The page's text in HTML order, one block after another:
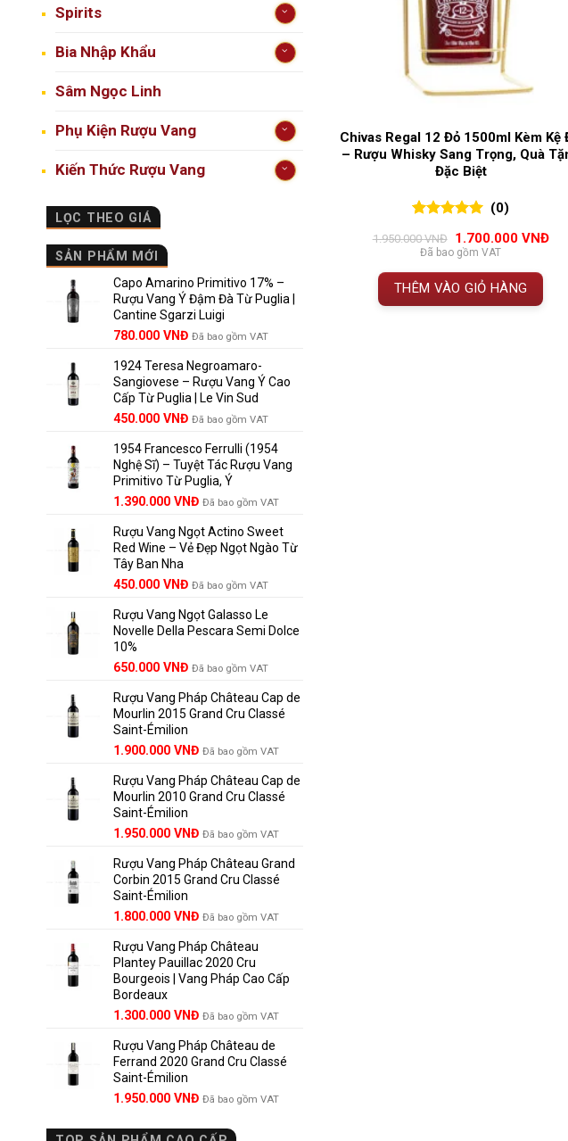
Spirits
Bia Nhập Khẩu
Sâm Ngọc Linh
Phụ Kiện Rượu Vang
Kiến Thức Rượu Vang
LỌC THEO GIÁ
SẢN PHẨM MỚI
Capo Amarino Primitivo 17% –
Rượu Vang Ý Đậm Đà Từ Puglia |
Cantine Sgarzi Luigi
Giá
là:
858.000 VNĐ.
780.000 VNĐGiá
tại
là:
780.000 VNĐ.
Đã bao gồm VAT
1924 Teresa Negroamaro-
Sangiovese – Rượu Vang Ý Cao
Cấp Từ Puglia | Le Vin Sud
Giá
là:
495.000 VNĐ.
450.000 VNĐGiá
tại
là:
450.000 VNĐ.
Đã bao gồm VAT
1954 Francesco Ferrulli (1954
Nghệ Sĩ) – Tuyệt Tác Rượu Vang
Primitivo Từ Puglia, Ý
Giá
là:
1.529.000 VNĐ.
1.390.000 VNĐGiá
tại
là:
Đã bao gồm VAT
Rượu Vang Ngọt Actino Sweet
Red Wine – Vẻ Đẹp Ngọt Ngào Từ
Tây Ban Nha
450.000 VNĐ Đã bao gồm VAT
Rượu Vang Ngọt Galasso Le
Novelle Della Pescara Semi Dolce
10%
650.000 VNĐ Đã bao gồm VAT
Rượu Vang Pháp Château Cap de
Mourlin 2015 Grand Cru Classé
Saint-Émilion
Giá
là:
2.800.000 VNĐ.
1.900.000 VNĐGiá
tại
là:
Đã bao gồm VAT
Rượu Vang Pháp Château Cap de
Mourlin 2010 Grand Cru Classé
Saint-Émilion
Giá
là:
2.950.000 VNĐ.
1.950.000 VNĐGiá
tại
là:
Đã bao gồm VAT
Rượu Vang Pháp Château Grand
Corbin 2015 Grand Cru Classé
Saint-Émilion
Giá
là:
2.500.000 VNĐ.
1.800.000 VNĐGiá
tại
là:
1.800.000 VNĐ.
Đã bao gồm VAT
Rượu Vang Pháp Château
Plantey Pauillac 2020 Cru
Bourgeois | Vang Pháp Cao Cấp
Bordeaux
Giá
là:
1.850.000 VNĐ.
1.300.000 VNĐGiá
tại
là:
Đã bao gồm VAT
Rượu Vang Pháp Château de
Ferrand 2020 Grand Cru Classé
Saint-Émilion
Giá
là:
1.950.000 VNĐGiá
tại
Đã bao gồm VAT
Chivas Regal 12 Đỏ 1500ml Kèm Kệ
– Rượu Whisky Sang Trọng, Quà
Đặc Biệt
đánh giá
(0)
1.950.000VNĐ
Giá
gốc
là:
1.950.000 VNĐ.
1.700.000 VNĐGiá
Đã bao gồm VAT
THÊM VÀO GIỎ HÀNG